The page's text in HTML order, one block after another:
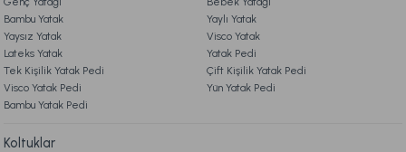
2.899,00 TL
Bambu Yatak
Yaylı Yatak
Yaysız Yatak
Visco Yatak
Lateks Yatak
Yatak Pedi
Tek Kişilik Yatak Pedi
Çift Kişilik Yatak Pedi
Visco Yatak Pedi
Yün Yatak Pedi
Bambu Yatak Pedi
Koltuklar